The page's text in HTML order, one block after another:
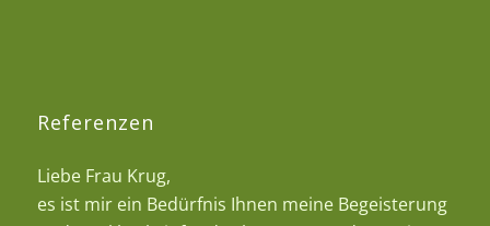
Referenzen
Liebe Frau Krug,
es ist mir ein Bedürfnis Ihnen meine Begeisterung